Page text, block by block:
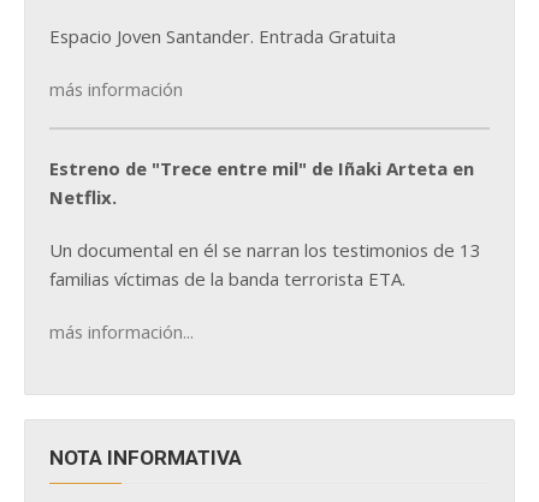
Espacio Joven Santander. Entrada Gratuita
más información
Estreno de "Trece entre mil" de Iñaki Arteta en
Netflix.
Un documental en él se narran los testimonios de 13
familias víctimas de la banda terrorista ETA.
más información...
NOTA INFORMATIVA